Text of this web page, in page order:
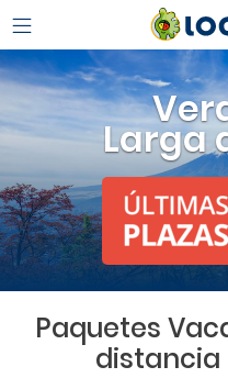
Larga
Paquetes
distancia